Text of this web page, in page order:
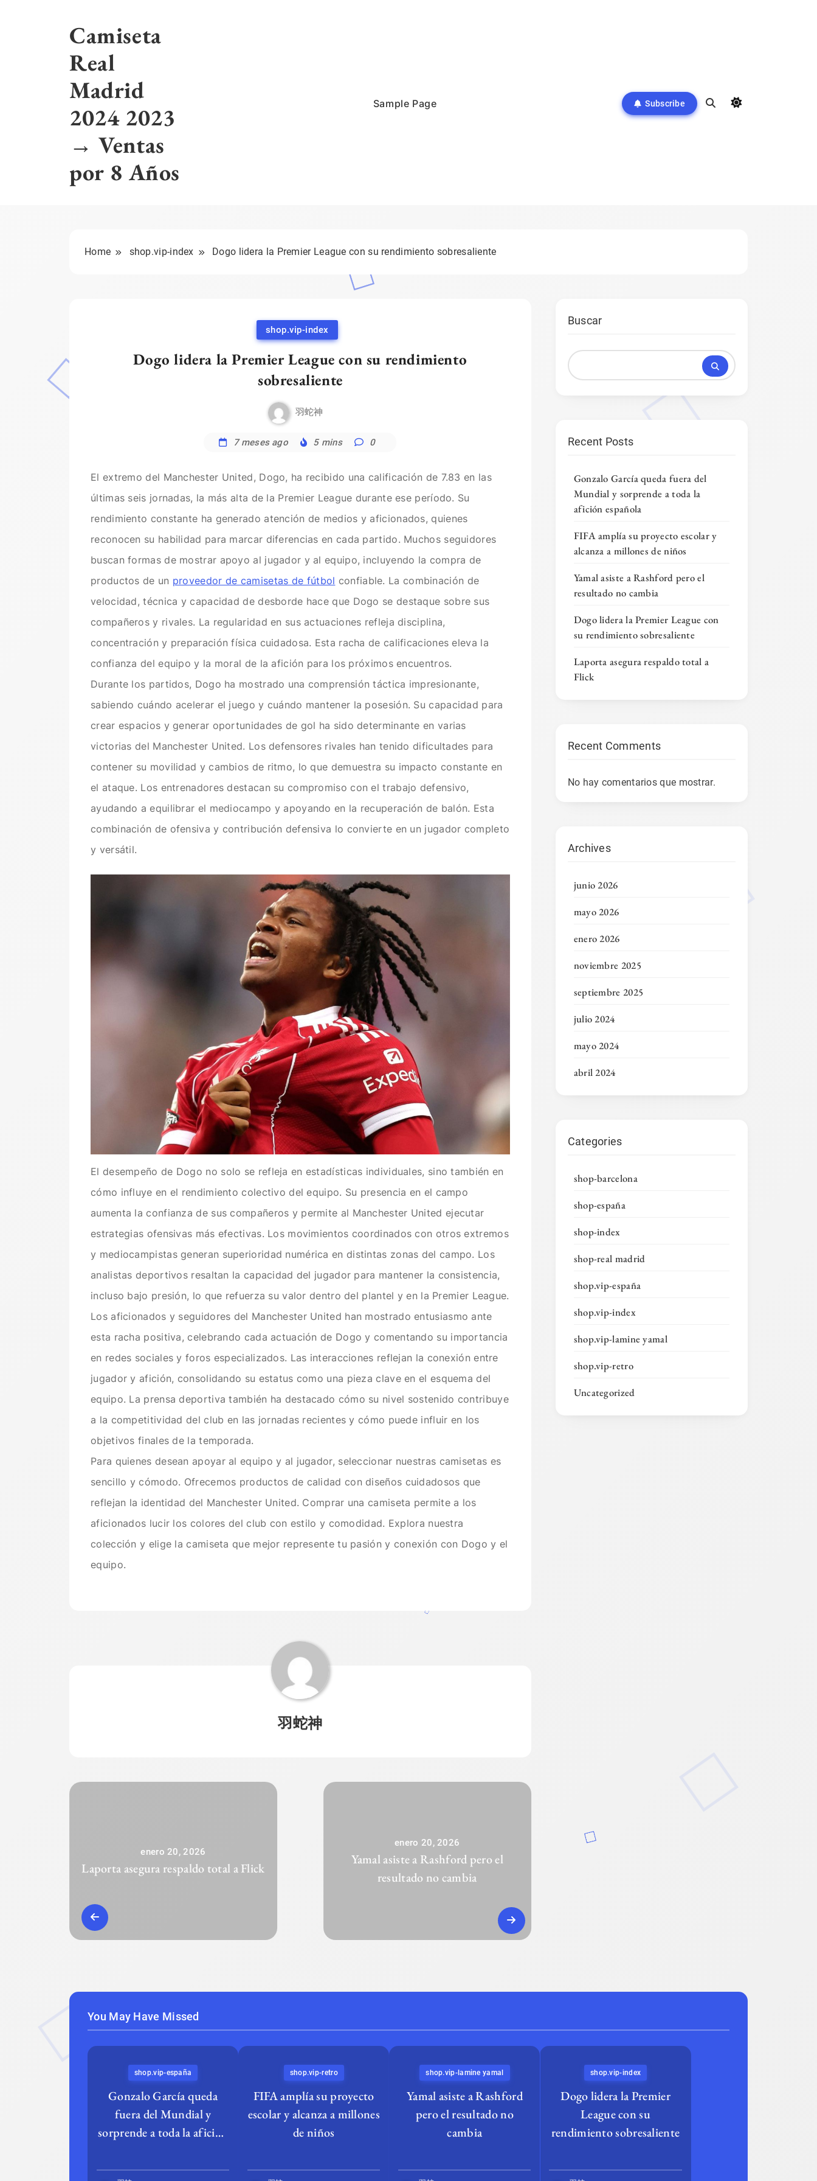
Camiseta
Real
Madrid
2024 2023
→ Ventas
por 8 Años
Sample Page Subscribe
Home shop.vip-index Dogo lidera la Premier League con su rendimiento sobresaliente
shop.vip-index
Dogo lidera la Premier League con su rendimiento
sobresaliente
羽蛇神
7 meses ago 5 mins 0
El extremo del Manchester United, Dogo, ha recibido una calificación de 7.83 en las
últimas seis jornadas, la más alta de la Premier League durante ese período. Su
rendimiento constante ha generado atención de medios y aficionados, quienes
reconocen su habilidad para marcar diferencias en cada partido. Muchos seguidores
buscan formas de mostrar apoyo al jugador y al equipo, incluyendo la compra de
productos de un proveedor de camisetas de fútbol confiable. La combinación de
velocidad, técnica y capacidad de desborde hace que Dogo se destaque sobre sus
compañeros y rivales. La regularidad en sus actuaciones refleja disciplina,
concentración y preparación física cuidadosa. Esta racha de calificaciones eleva la
confianza del equipo y la moral de la afición para los próximos encuentros.
Durante los partidos, Dogo ha mostrado una comprensión táctica impresionante,
sabiendo cuándo acelerar el juego y cuándo mantener la posesión. Su capacidad para
crear espacios y generar oportunidades de gol ha sido determinante en varias
victorias del Manchester United. Los defensores rivales han tenido dificultades para
contener su movilidad y cambios de ritmo, lo que demuestra su impacto constante en
el ataque. Los entrenadores destacan su compromiso con el trabajo defensivo,
ayudando a equilibrar el mediocampo y apoyando en la recuperación de balón. Esta
combinación de ofensiva y contribución defensiva lo convierte en un jugador completo
y versátil.
El desempeño de Dogo no solo se refleja en estadísticas individuales, sino también en
cómo influye en el rendimiento colectivo del equipo. Su presencia en el campo
aumenta la confianza de sus compañeros y permite al Manchester United ejecutar
estrategias ofensivas más efectivas. Los movimientos coordinados con otros extremos
y mediocampistas generan superioridad numérica en distintas zonas del campo. Los
analistas deportivos resaltan la capacidad del jugador para mantener la consistencia,
incluso bajo presión, lo que refuerza su valor dentro del plantel y en la Premier League.
Los aficionados y seguidores del Manchester United han mostrado entusiasmo ante
esta racha positiva, celebrando cada actuación de Dogo y comentando su importancia
en redes sociales y foros especializados. Las interacciones reflejan la conexión entre
jugador y afición, consolidando su estatus como una pieza clave en el esquema del
equipo. La prensa deportiva también ha destacado cómo su nivel sostenido contribuye
a la competitividad del club en las jornadas recientes y cómo puede influir en los
objetivos finales de la temporada.
Para quienes desean apoyar al equipo y al jugador, seleccionar nuestras camisetas es
sencillo y cómodo. Ofrecemos productos de calidad con diseños cuidadosos que
reflejan la identidad del Manchester United. Comprar una camiseta permite a los
aficionados lucir los colores del club con estilo y comodidad. Explora nuestra
colección y elige la camiseta que mejor represente tu pasión y conexión con Dogo y el
equipo.
羽蛇神
enero 20, 2026
Laporta asegura respaldo total a Flick
enero 20, 2026
Yamal asiste a Rashford pero el
resultado no cambia
Buscar
Recent Posts
Gonzalo García queda fuera del
Mundial y sorprende a toda la
afición española
FIFA amplía su proyecto escolar y
alcanza a millones de niños
Yamal asiste a Rashford pero el
resultado no cambia
Dogo lidera la Premier League con
su rendimiento sobresaliente
Laporta asegura respaldo total a
Flick
Recent Comments
No hay comentarios que mostrar.
Archives
junio 2026
mayo 2026
enero 2026
noviembre 2025
septiembre 2025
julio 2024
mayo 2024
abril 2024
Categories
shop-barcelona
shop-españa
shop-index
shop-real madrid
shop.vip-españa
shop.vip-index
shop.vip-lamine yamal
shop.vip-retro
Uncategorized
You May Have Missed
shop.vip-españa
Gonzalo García queda
fuera del Mundial y
sorprende a toda la afición
shop.vip-retro
FIFA amplía su proyecto
escolar y alcanza a millones
de niños
shop.vip-lamine yamal
Yamal asiste a Rashford
pero el resultado no
cambia
shop.vip-index
Dogo lidera la Premier
League con su
rendimiento sobresaliente